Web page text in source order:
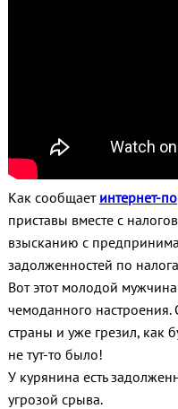
Как сообщает интернет-
приставы вместе с
взысканию с
задолженностей по
Вот этот молодой
чемоданного настроения.
страны и уже грезил, как
не тут-то было!
У курянина есть
угрозой срыва.